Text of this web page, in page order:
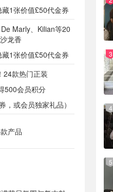
1张价值£50代金券
Marly、Kilian等20
龙香
1张价值£50代金券
24款热门正装
500会员积分
，或会员独家礼品）
产品